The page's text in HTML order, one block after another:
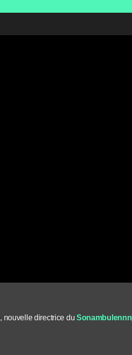
, nouvelle directrice du Sonambulennn